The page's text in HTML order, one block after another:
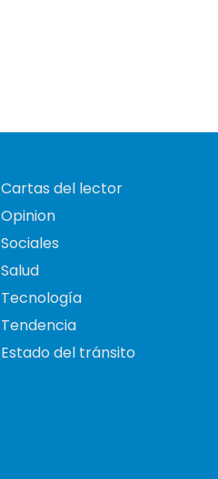
Cartas del lector
Opinion
Sociales
Salud
Tecnología
Tendencia
Estado del tránsito